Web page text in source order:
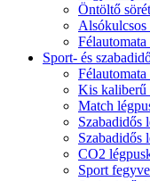
Öntöltő
Sport- és
Kis kaliberű
Match
Szabadidős
Szabadidős
CO2
Sport